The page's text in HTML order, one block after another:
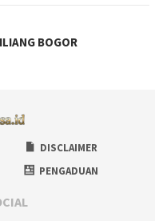
BOGOR
DISCLAIMER
PENGADUAN